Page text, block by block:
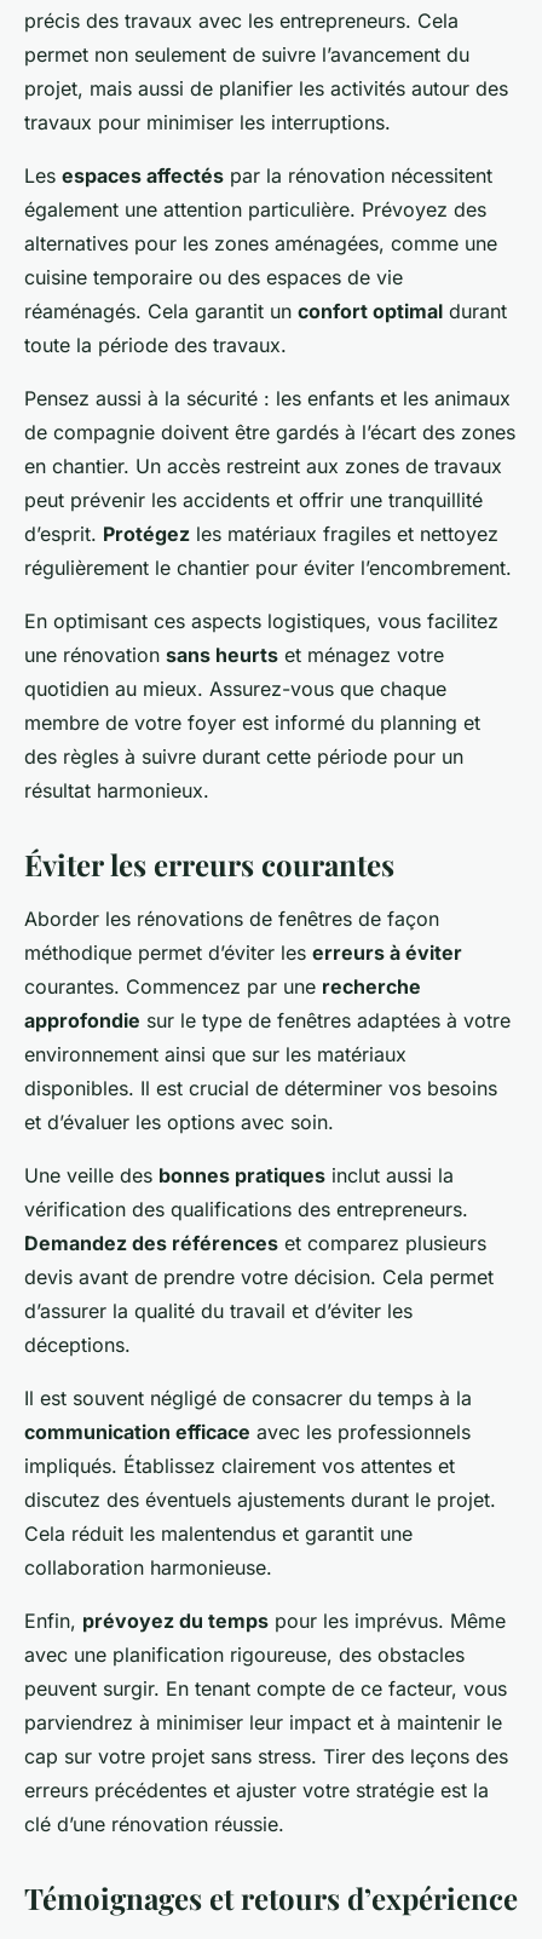
précis des travaux avec les entrepreneurs. Cela
permet non seulement de suivre l’avancement du
projet, mais aussi de planifier les activités autour des
travaux pour minimiser les interruptions.
Les espaces affectés par la rénovation nécessitent
également une attention particulière. Prévoyez des
alternatives pour les zones aménagées, comme une
cuisine temporaire ou des espaces de vie
réaménagés. Cela garantit un confort optimal durant
toute la période des travaux.
Pensez aussi à la sécurité : les enfants et les animaux
de compagnie doivent être gardés à l’écart des zones
en chantier. Un accès restreint aux zones de travaux
peut prévenir les accidents et offrir une tranquillité
d’esprit. Protégez les matériaux fragiles et nettoyez
régulièrement le chantier pour éviter l’encombrement.
En optimisant ces aspects logistiques, vous facilitez
une rénovation sans heurts et ménagez votre
quotidien au mieux. Assurez-vous que chaque
membre de votre foyer est informé du planning et
des règles à suivre durant cette période pour un
résultat harmonieux.
Éviter les erreurs courantes
Aborder les rénovations de fenêtres de façon
méthodique permet d’éviter les erreurs à éviter
courantes. Commencez par une recherche
approfondie sur le type de fenêtres adaptées à votre
environnement ainsi que sur les matériaux
disponibles. Il est crucial de déterminer vos besoins
et d’évaluer les options avec soin.
Une veille des bonnes pratiques inclut aussi la
vérification des qualifications des entrepreneurs.
Demandez des références et comparez plusieurs
devis avant de prendre votre décision. Cela permet
d’assurer la qualité du travail et d’éviter les
déceptions.
Il est souvent négligé de consacrer du temps à la
communication efficace avec les professionnels
impliqués. Établissez clairement vos attentes et
discutez des éventuels ajustements durant le projet.
Cela réduit les malentendus et garantit une
collaboration harmonieuse.
Enfin, prévoyez du temps pour les imprévus. Même
avec une planification rigoureuse, des obstacles
peuvent surgir. En tenant compte de ce facteur, vous
parviendrez à minimiser leur impact et à maintenir le
cap sur votre projet sans stress. Tirer des leçons des
erreurs précédentes et ajuster votre stratégie est la
clé d’une rénovation réussie.
Témoignages et retours d’expérience